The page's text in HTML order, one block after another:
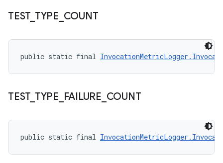
TEST_ TYPE COUNT
public static final
TEST_ TYPE FAILURE COUNT
public static final